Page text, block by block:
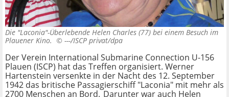
Die "Laconia"-Überlebende Helen Charles (77) bei einem Besuch im
Plauener Kino. © ---/ISCP privat/dpa
Der Verein International Submarine Connection U-156
Plauen (ISCP) hat das Treffen organisiert. Werner
Hartenstein versenkte in der Nacht des 12. September
1942 das britische Passagierschiff "Laconia" mit mehr als
2700 Menschen an Bord. Darunter war auch Helen